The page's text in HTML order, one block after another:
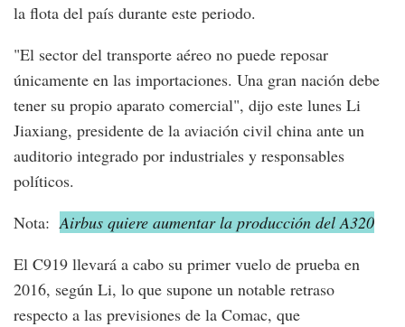
la flota del país durante este periodo.
"El sector del transporte aéreo no puede reposar
únicamente en las importaciones. Una gran nación debe
tener su propio aparato comercial", dijo este lunes Li
Jiaxiang, presidente de la aviación civil china ante un
auditorio integrado por industriales y responsables
políticos.
Nota: Airbus quiere aumentar la producción del A320
El C919 llevará a cabo su primer vuelo de prueba en
2016, según Li, lo que supone un notable retraso
respecto a las previsiones de la Comac, que